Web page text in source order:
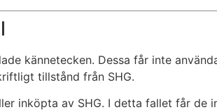
kännetecken. Dessa får inte
tillstånd från SHG.
inköpta av SHG. I detta fallet får de